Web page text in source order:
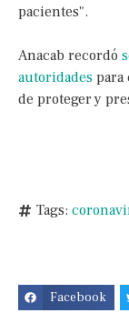
pacientes".
Anacab recordó
autoridades para
de proteger y
Tags:
Facebook